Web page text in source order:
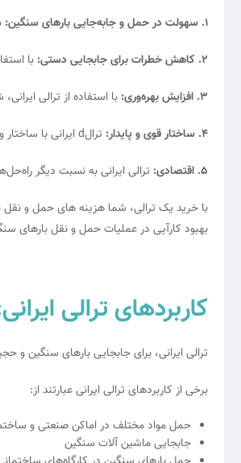
1. سهولت در حمل و جابه‌جایی بارهای سنگین:
2. کاهش خطرات برای جابجایی دستی: با
3. افزایش بهره‌وری: با استفاده از ترالی
4. ساختار قوی و پایدار: ترالd ایرانی با ساختار و پایداری بالا طراحی شده‌اند تا بار سنگین را به راحتی در برابر ضربه‌ها و شوک‌ها جابجا کنند و از آسیب و خرابی بار جلوگیری کنند.
5. اقتصادی: ترالی ایرانی به نسبت دیگر
با خرید یک ترالی، شما هزینه های حمل و نقل
بهبود کارآیی در عملیات حمل و نقل بارهای
کاربردهای ترالی
ترالی ایرانی، برای جابجایی بارهای سنگین و
برخی از کاربردهای ترالی ایرانی عبارتند از:
حمل مواد مختلف در اماکن صنعتی و
جابجایی ماشین آلات سنگین